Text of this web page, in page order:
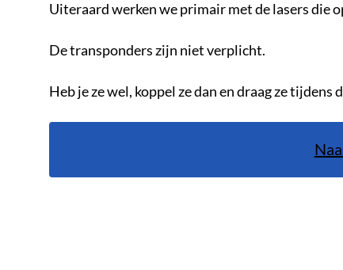
Uiteraard werken we primair met de lasers die
De transponders zijn niet verplicht.
Heb je ze wel, koppel ze dan en draag ze